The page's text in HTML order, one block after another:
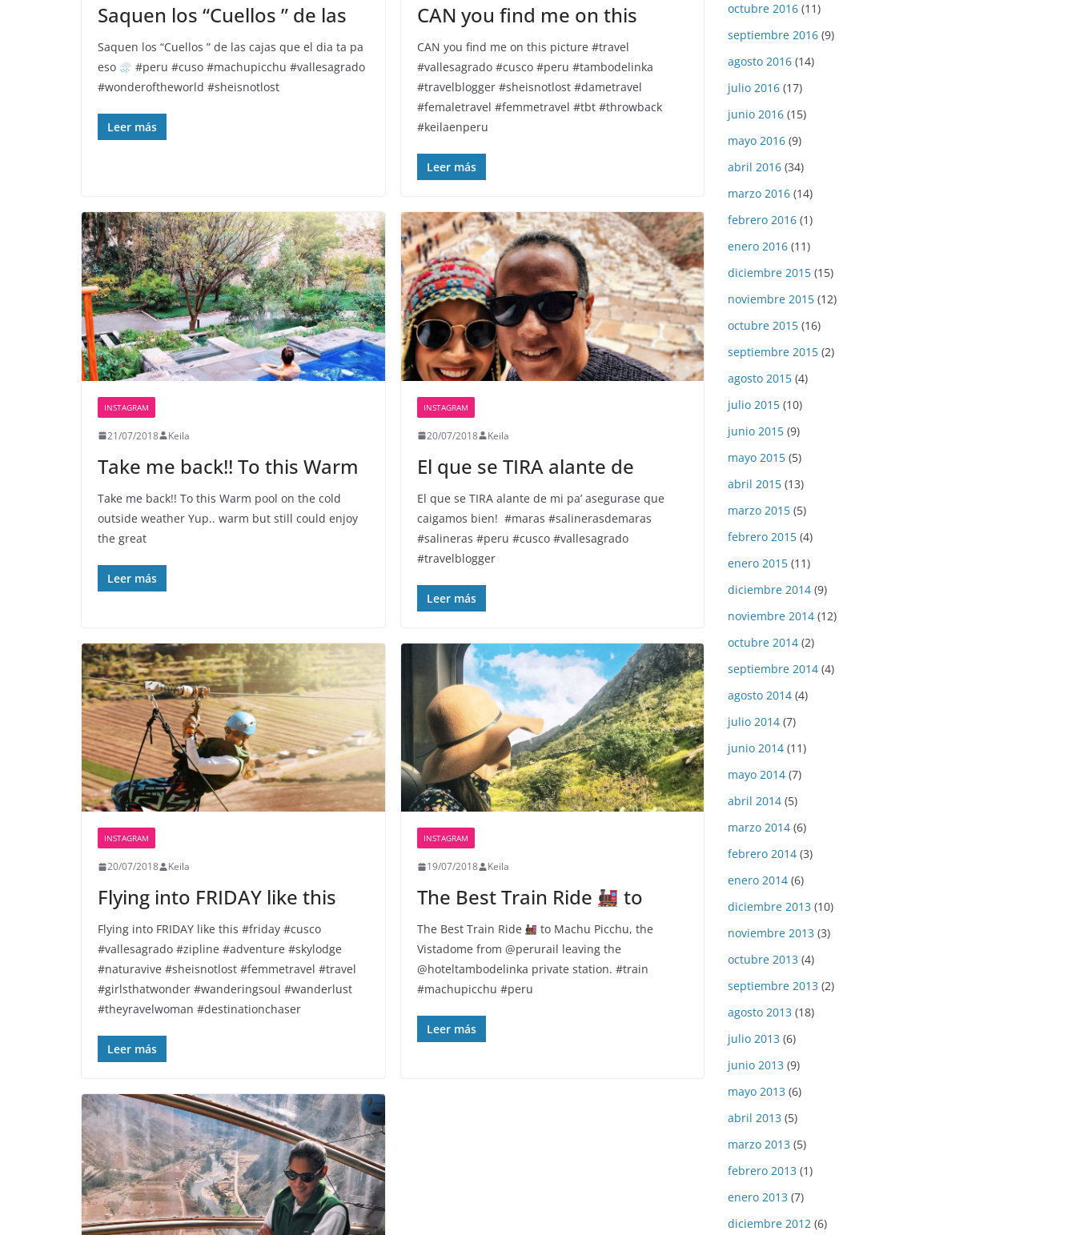
Saquen los “Cuellos ” de las
Saquen los “Cuellos ” de las cajas que el dia ta pa
eso
#peru #cuso #machupicchu #vallesagrado
#wonderoftheworld #sheisnotlost
Leer más
CAN you find me on this
CAN you find me on this picture #travel
#vallesagrado #cusco #peru #tambodelinka
#travelblogger #sheisnotlost #dametravel
#femaletravel #femmetravel #tbt #throwback
#keilaenperu
Leer más
INSTAGRAM
21/07/2018 Keila
Take me back!! To this Warm
Take me back!! To this Warm pool on the cold
outside weather Yup.. warm but still could enjoy
the great
Leer más
INSTAGRAM
20/07/2018 Keila
El que se TIRA alante de
El que se TIRA alante de mi pa’ asegurase que
caigamos bien! ️ #maras #salinerasdemaras
#salineras #peru #cusco #vallesagrado
#travelblogger
Leer más
INSTAGRAM
20/07/2018 Keila
Flying into FRIDAY like this️
Flying into FRIDAY like this️ #friday #cusco
#vallesagrado #zipline #adventure #skylodge
#naturavive #sheisnotlost #femmetravel #travel
#girlsthatwonder #wanderingsoul #wanderlust
#theyravelwoman #destinationchaser
Leer más
INSTAGRAM
19/07/2018 Keila
The Best Train Ride to
The Best Train Ride
to Machu Picchu, the
Vistadome from @perurail leaving the
@hoteltambodelinka private station. #train
#machupicchu #peru
Leer más
octubre 2016 (11)
septiembre 2016 (9)
agosto 2016 (14)
julio 2016 (17)
junio 2016 (15)
mayo 2016 (9)
abril 2016 (34)
marzo 2016 (14)
febrero 2016 (1)
enero 2016 (11)
diciembre 2015 (15)
noviembre 2015 (12)
octubre 2015 (16)
septiembre 2015 (2)
agosto 2015 (4)
julio 2015 (10)
junio 2015 (9)
mayo 2015 (5)
abril 2015 (13)
marzo 2015 (5)
febrero 2015 (4)
enero 2015 (11)
diciembre 2014 (9)
noviembre 2014 (12)
octubre 2014 (2)
septiembre 2014 (4)
agosto 2014 (4)
julio 2014 (7)
junio 2014 (11)
mayo 2014 (7)
abril 2014 (5)
marzo 2014 (6)
febrero 2014 (3)
enero 2014 (6)
diciembre 2013 (10)
noviembre 2013 (3)
octubre 2013 (4)
septiembre 2013 (2)
agosto 2013 (18)
julio 2013 (6)
junio 2013 (9)
mayo 2013 (6)
abril 2013 (5)
marzo 2013 (5)
febrero 2013 (1)
enero 2013 (7)
diciembre 2012 (6)